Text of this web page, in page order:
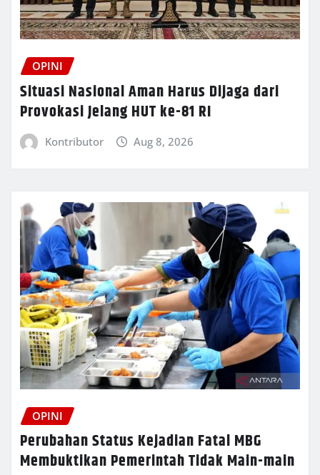
OPINI
Situasi Nasional Aman Harus Dijaga dari
Provokasi Jelang HUT ke-81 RI
Kontributor Aug 8, 2026
OPINI
Perubahan Status Kejadian Fatal MBG
Membuktikan Pemerintah Tidak Main-main